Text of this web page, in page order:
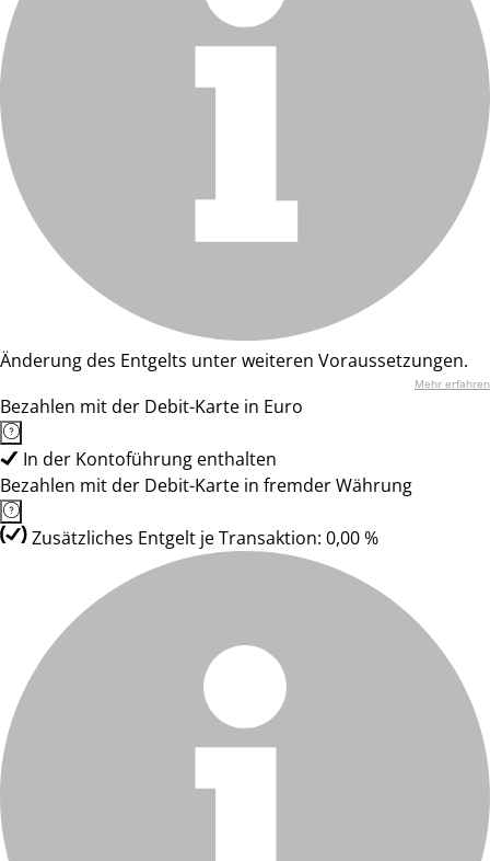
Änderung des Entgelts unter weiteren Voraussetzungen.
Mehr erfahren
Bezahlen mit der Debit-Karte in Euro
In der Kontoführung enthalten
Bezahlen mit der Debit-Karte in fremder Währung
Zusätzliches Entgelt je Transaktion: 0,00 %